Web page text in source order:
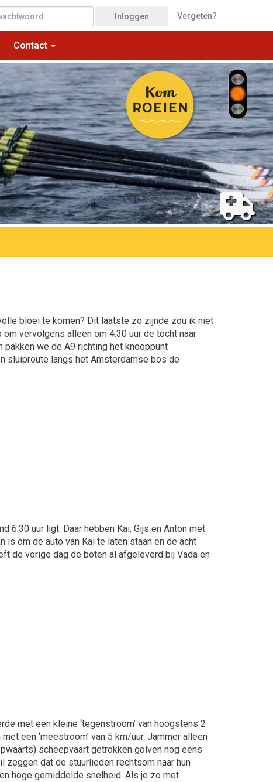
Inloggen Vergeten?
Contact
bloei te komen? Dit laatste zo zijnde zou ik niet
vervolgens alleen om 4.30 uur de tocht naar
pakken we de A9 richting het knooppunt
sluiproute langs het Amsterdamse bos de
6.30 uur ligt. Daar hebben Kai, Gijs en Anton met
om de auto van Kai te laten staan en de acht
de vorige dag de boten al afgeleverd bij Vada en
met een kleine ‘tegenstroom’ van hoogstens 2
een ‘meestroom’ van 5 km/uur. Jammer alleen
scheepvaart getrokken golven nog eens
zeggen dat de stuurlieden rechtsom naar hun
hoge gemiddelde snelheid. Als je zo met